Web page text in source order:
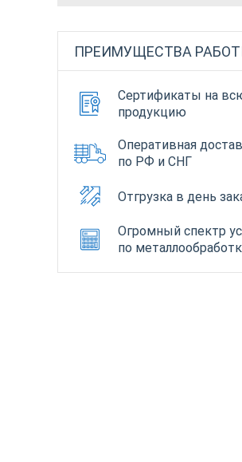
ПРЕИМУЩЕСТВА
Сертификаты на
продукцию
Оперативная
по РФ и СНГ
Отгрузка в день
Огромный спектр
по